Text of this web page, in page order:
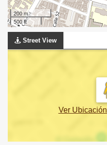
200 m
500 ft
Street View
Ver Ubicación